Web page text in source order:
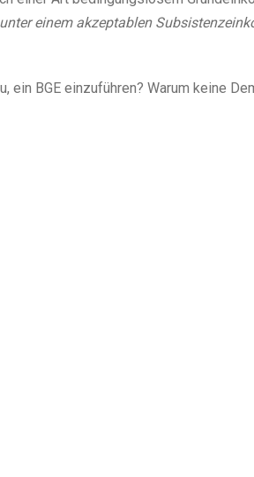
einem akzeptablen
ein BGE einzuführen? Warum keine